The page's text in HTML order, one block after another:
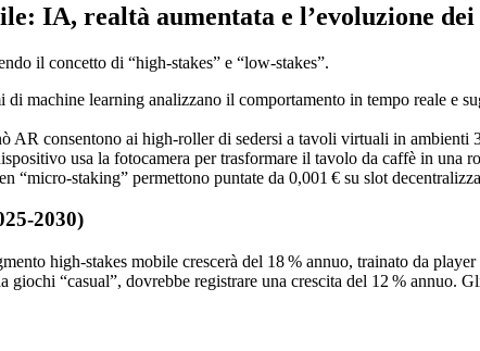
IA, realtà aumentata e l’evoluzione
il concetto di “high‑stakes” e “low‑stakes”.
di machine learning analizzano il comportamento in tempo reale e
AR consentono ai high‑roller di sedersi a tavoli virtuali in ambienti
usa la fotocamera per trasformare il tavolo da caffè in una
“micro‑staking” permettono puntate da 0,001 € su slot
high‑stakes mobile crescerà del 18 % annuo, trainato da
giochi “casual”, dovrebbe registrare una crescita del 12 %